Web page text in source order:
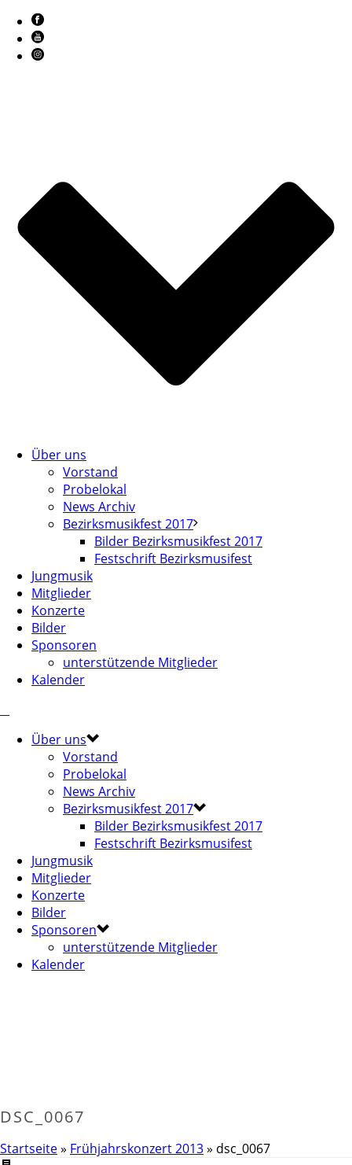
Über uns
Vorstand
Probelokal
News Archiv
Bezirksmusikfest 2017
Bilder Bezirksmusikfest 2017
Festschrift Bezirksmusifest
Jungmusik
Mitglieder
Konzerte
Bilder
Sponsoren
unterstützende Mitglieder
Kalender
Über uns
Vorstand
Probelokal
News Archiv
Bezirksmusikfest 2017
Bilder Bezirksmusikfest 2017
Festschrift Bezirksmusifest
Jungmusik
Mitglieder
Konzerte
Bilder
Sponsoren
unterstützende Mitglieder
Kalender
DSC_0067
Startseite» Frühjahrskonzert 2013» dsc_0067